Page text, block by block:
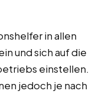
in allen
und sich auf die
einstellen.
jedoch je nach